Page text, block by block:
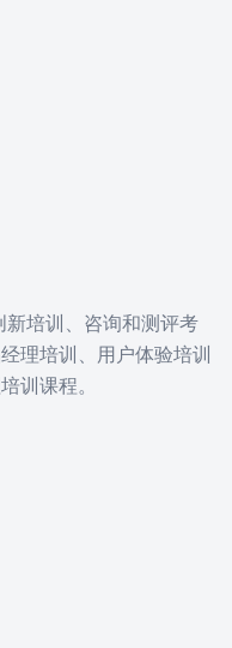
新培训、咨询和测评考
理培训、用户体验培训
训课程。